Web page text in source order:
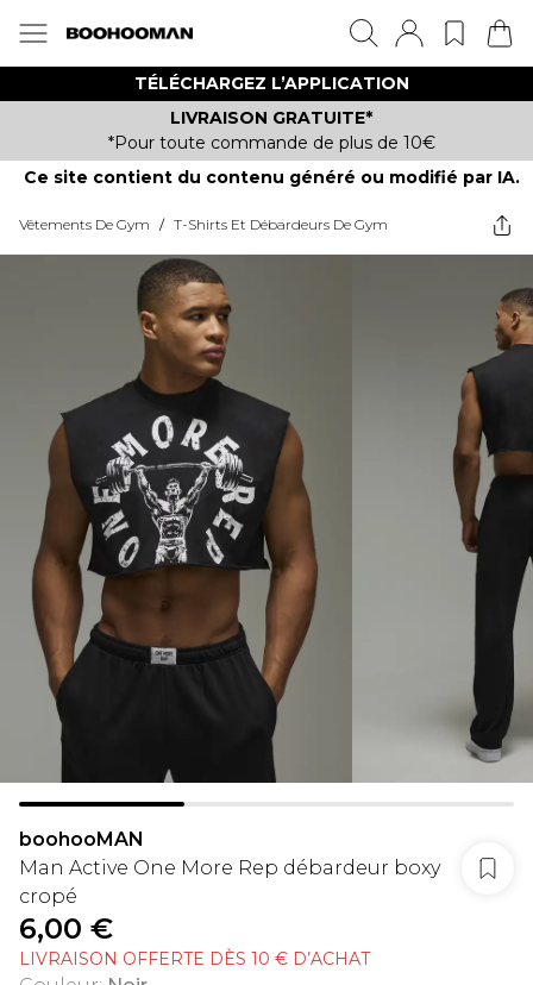
TÉLÉCHARGEZ L’APPLICATION
LIVRAISON GRATUITE*
*Pour toute commande de plus de 10€
Ce site contient du contenu généré ou modifié par IA.
Vêtements De Gym / T-Shirts Et Débardeurs De Gym
boohooMAN
Man Active One More Rep débardeur boxy
cropé
6,00 €
LIVRAISON OFFERTE DÈS 10 € D’ACHAT